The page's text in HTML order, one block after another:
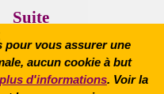
Suite
pour vous assurer une
aucun cookie à but
d'informations. Voir la